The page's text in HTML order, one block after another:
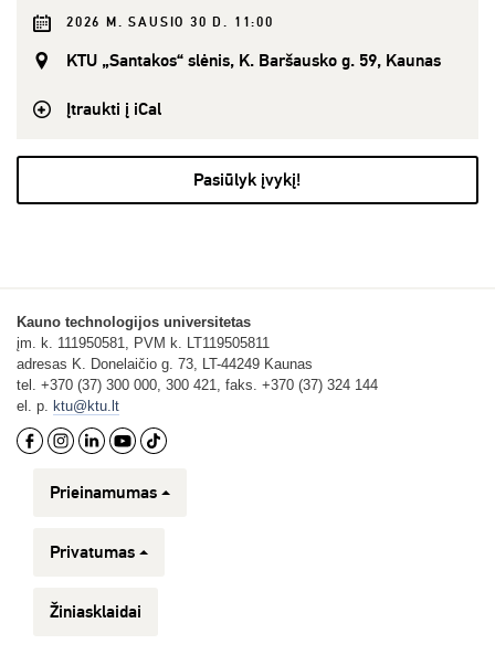
2026 M. SAUSIO 30 D. 11:00
KTU „Santakos“ slėnis, K. Baršausko g. 59, Kaunas
Įtraukti į iCal
Pasiūlyk įvykį!
Kauno technologijos universitetas
įm. k. 111950581, PVM k. LT119505811
adresas K. Donelaičio g. 73, LT-44249 Kaunas
tel. +370 (37) 300 000, 300 421, faks. +370 (37) 324 144
el. p.
ktu@ktu.lt
Prieinamumas
Privatumas
Žiniasklaidai